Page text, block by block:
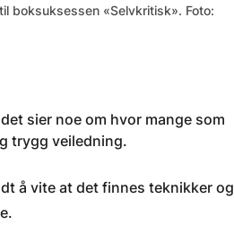
boksuksessen «Selvkritisk». Foto:
sier noe om hvor mange som
trygg veiledning.
å vite at det finnes teknikker og